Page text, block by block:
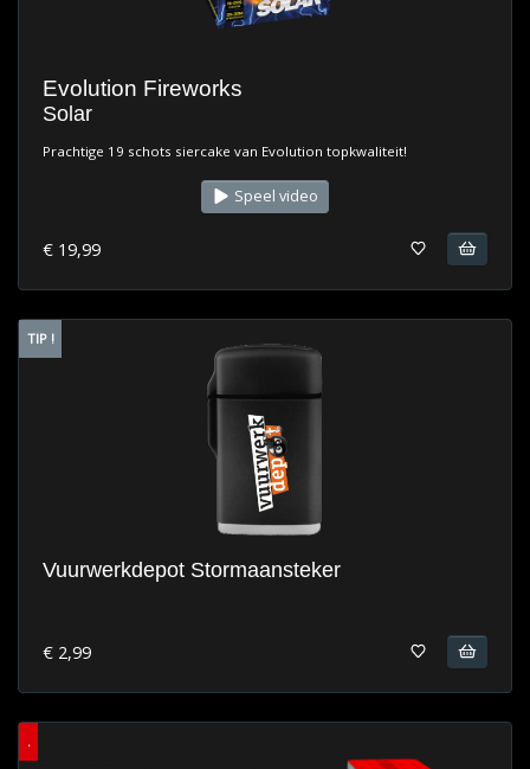
Evolution Fireworks
Solar
Prachtige 19 schots siercake van Evolution topkwaliteit!
Speel video
€ 19,99
TIP !
Vuurwerkdepot Stormaansteker
€ 2,99
.